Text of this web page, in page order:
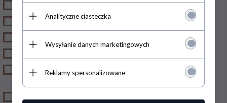
KSIĄŻKI
KOLEKCJE FILMOWE
PRODUKTY
OUTLET
Media Service Zawada
Analityczne ciasteczka
Wysyłanie danych marketingowych
Reklamy spersonalizowane